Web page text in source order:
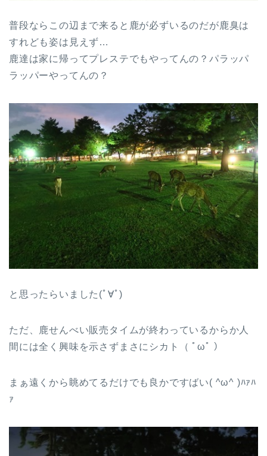
普段ならこの辺まで来ると鹿が必ずいるのだが鹿臭は
すれども姿は見えず…
鹿達は家に帰ってプレステでもやってんの？パラッパ
ラッパーやってんの？
と思ったらいました(ﾟ∀ﾟ)
ただ、鹿せんべい販売タイムが終わっているからか人
間には全く興味を示さずまさにシカト（ ﾟωﾟ ）
まぁ遠くから眺めてるだけでも良かですばい( ^ω^ )ﾊｧﾊ
ｧ